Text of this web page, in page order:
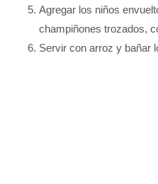
Agregar los niños
champiñones trozados,
Servir con arroz y bañar